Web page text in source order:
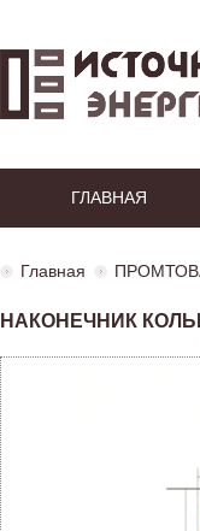
ГЛАВНАЯ
Главная
НАКОНЕЧНИК